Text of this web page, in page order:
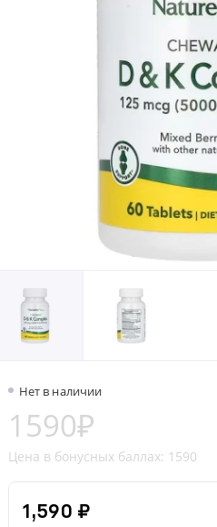
Нет в наличии
1590₽
Цена в бонусных баллах: 1590
1,590 ₽